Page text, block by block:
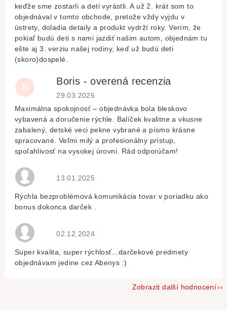
keďže sme zostarli a deti vyrástli. A už 2. krát som to
objednával v tomto obchode, pretože vždy vyjdu v
ústrety, doladia detaily a produkt vydrží roky. Verím, že
pokiaľ budú deti s nami jazdiť našim autom, objednám tu
ešte aj 3. verziu našej rodiny, keď už budú deti
(skoro)dospelé.
B
Boris - overená recenzia
Hodnocení obchodu je 5 z 5 hvězdiček.
29.03.2026
Maximálna spokojnosť – objednávka bola bleskovo
vybavená a doručenie rýchle. Balíček kvalitne a vkusne
zabalený, detské veci pekne vybrané a písmo krásne
spracované. Veľmi milý a profesionálny prístup,
spoľahlivosť na vysokej úrovni. Rád odporúčam!
Hodnocení obchodu je 5 z 5 hvězdiček.
13.01.2025
Rýchla bezproblémová komunikácia tovar v poriadku ako
bonus dokonca darček .
Hodnocení obchodu je 5 z 5 hvězdiček.
02.12.2024
Super kvalita, super rýchlosť...darčekové predmety
objednávam jedine cez Abenys :)
Zobrazit další hodnocení